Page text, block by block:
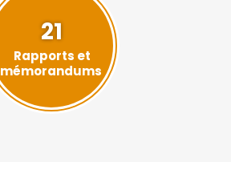
21
Rapports et
mémorandums